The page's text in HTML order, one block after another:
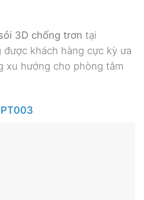
3D chống trơn tại
được khách hàng cực kỳ ưa
xu hướng cho phòng tắm